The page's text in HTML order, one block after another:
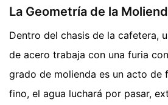
La Geometría de la
Dentro del chasis de la cafetera,
de acero trabaja con una furia
grado de molienda es un acto de
fino, el agua luchará por pasar,